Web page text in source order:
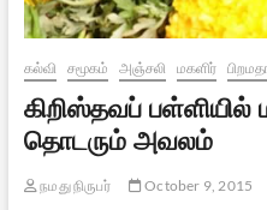
கல்வி சமூகம் அஞ்சலி மகளிர்
கிறிஸ்தவப் பள்ளியில்
தொடரும் அவலம்
நமது நிருபர்
October 9, 2015